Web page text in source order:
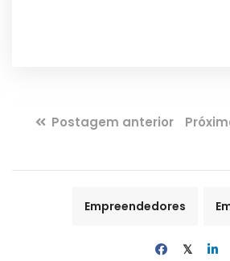
Postagem anterior
Empreendedores
𝕏